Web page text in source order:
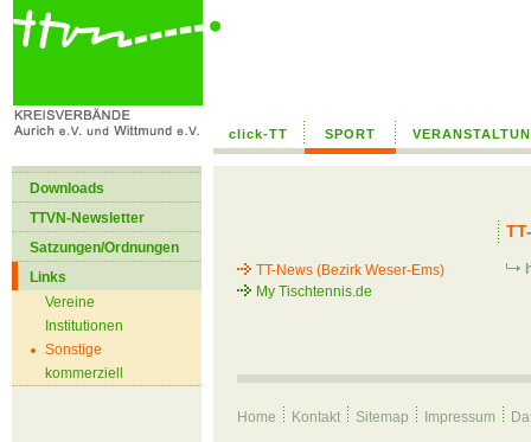
click-TT SPORT
Downloads
TTVN-Newsletter
Satzungen/Ordnungen
Links
Vereine
Institutionen
Sonstige
kommerziell
--> /home/hk29zdvdi8up/public_html/global/templates/
TT-News (Bezirk Weser-Ems)
My Tischtennis.de
Home Kontakt Sitemap Impressum